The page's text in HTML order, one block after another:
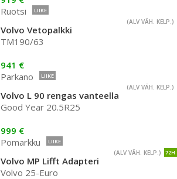
Ruotsi
LIIKE
(ALV VÄH. KELP.)
Volvo Vetopalkki
TM190/63
941 €
Parkano
LIIKE
(ALV VÄH. KELP.)
Volvo L 90 rengas vanteella
Good Year 20.5R25
999 €
Pomarkku
LIIKE
72H
(ALV VÄH. KELP.)
Volvo MP Lifft Adapteri
Volvo 25-Euro